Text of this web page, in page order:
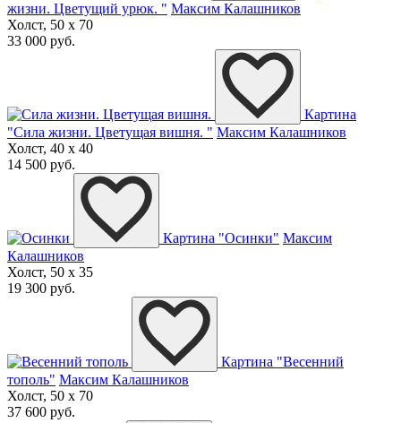
жизни. Цветущий урюк. " Максим Калашников
Холст, 50 x 70
33 000 руб.
Картина
"Сила жизни. Цветущая вишня. " Максим Калашников
Холст, 40 x 40
14 500 руб.
Картина "Осинки" Максим
Калашников
Холст, 50 x 35
19 300 руб.
Картина "Весенний
тополь" Максим Калашников
Холст, 50 x 70
37 600 руб.